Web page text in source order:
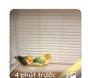
4 phút trước 2